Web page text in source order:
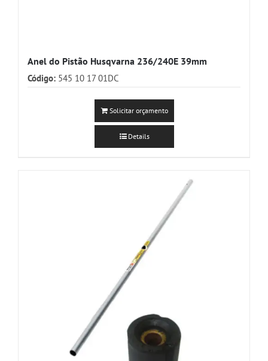
Anel do Pistão Husqvarna 236/240E 39mm
Código: 545 10 17 01DC
Solicitar orçamento
Details